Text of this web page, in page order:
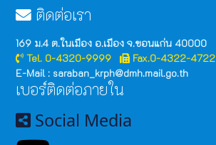
ติดต่อเรา
169 ม.4 ต.ในเมือง อ.เมือง จ.ขอนแก่น 40000
Tel. 0-4320-9999
Fax.0-4322-4722
E-Mail : saraban_krph@dmh.mail.go.th
เบอร์ติดต่อภายใน
Social Media